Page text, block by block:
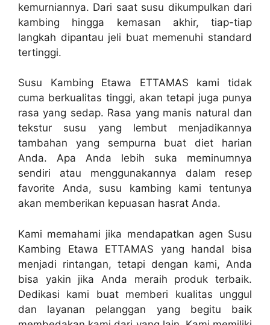
kemurniannya. Dari saat susu dikumpulkan dari
kambing hingga kemasan akhir, tiap-tiap
langkah dipantau jeli buat memenuhi standard
tertinggi.
Susu Kambing Etawa ETTAMAS kami tidak
cuma berkualitas tinggi, akan tetapi juga punya
rasa yang sedap. Rasa yang manis natural dan
tekstur susu yang lembut menjadikannya
tambahan yang sempurna buat diet harian
Anda. Apa Anda lebih suka meminumnya
sendiri atau menggunakannya dalam resep
favorite Anda, susu kambing kami tentunya
akan memberikan kepuasan hasrat Anda.
Kami memahami jika mendapatkan agen Susu
Kambing Etawa ETTAMAS yang handal bisa
menjadi rintangan, tetapi dengan kami, Anda
bisa yakin jika Anda meraih produk terbaik.
Dedikasi kami buat memberi kualitas unggul
dan layanan pelanggan yang begitu baik